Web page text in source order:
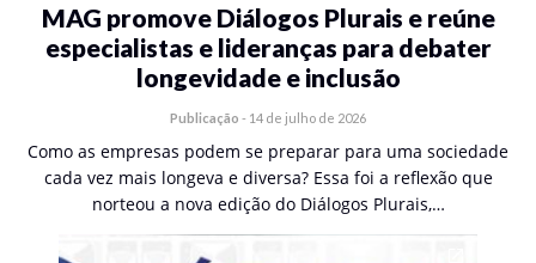
MAG promove Diálogos Plurais e reúne
especialistas e lideranças para debater
longevidade e inclusão
Publicação - 14 de julho de 2026
Como as empresas podem se preparar para uma sociedade
cada vez mais longeva e diversa? Essa foi a reflexão que
norteou a nova edição do Diálogos Plurais,…